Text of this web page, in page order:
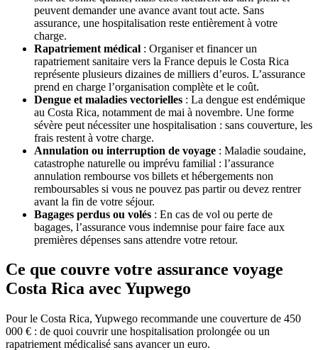
peuvent demander une avance avant tout acte. Sans
assurance, une hospitalisation reste entièrement à votre
charge.
Rapatriement médical : Organiser et financer un
rapatriement sanitaire vers la France depuis le Costa Rica
représente plusieurs dizaines de milliers d’euros. L’assurance
prend en charge l’organisation complète et le coût.
Dengue et maladies vectorielles : La dengue est endémique
au Costa Rica, notamment de mai à novembre. Une forme
sévère peut nécessiter une hospitalisation : sans couverture, les
frais restent à votre charge.
Annulation ou interruption de voyage : Maladie soudaine,
catastrophe naturelle ou imprévu familial : l’assurance
annulation rembourse vos billets et hébergements non
remboursables si vous ne pouvez pas partir ou devez rentrer
avant la fin de votre séjour.
Bagages perdus ou volés : En cas de vol ou perte de
bagages, l’assurance vous indemnise pour faire face aux
premières dépenses sans attendre votre retour.
Ce que couvre votre assurance voyage
Costa Rica avec Yupwego
Pour le Costa Rica, Yupwego recommande une couverture de 450
000 € : de quoi couvrir une hospitalisation prolongée ou un
rapatriement médicalisé sans avancer un euro.